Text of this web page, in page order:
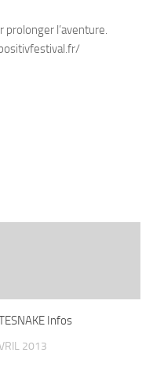
prolonger l’aventure.
Infos
2013